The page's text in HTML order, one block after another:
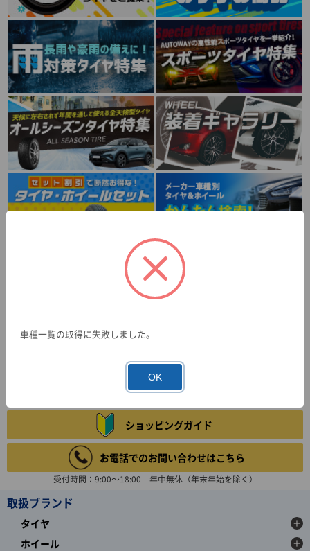
ショッピングガイド
お電話でのお問い合わせはこちら
受付時間：9:00～18:00 年中無休（年末年始を除く）
取扱ブランド
タイヤ
ホイール
車種一覧の取得に失敗しました。
OK